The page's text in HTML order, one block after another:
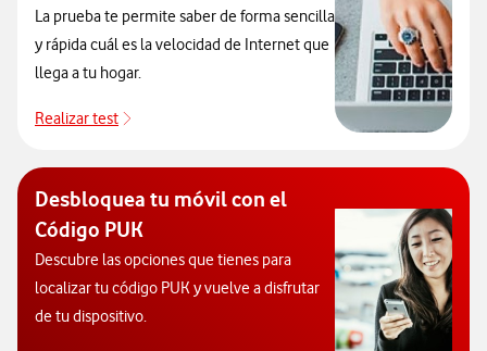
La prueba te permite saber de forma sencilla
y rápida cuál es la velocidad de Internet que
llega a tu hogar.
Realizar test
Desbloquea tu móvil con el
Código PUK
Descubre las opciones que tienes para
localizar tu código PUK y vuelve a disfrutar
de tu dispositivo.